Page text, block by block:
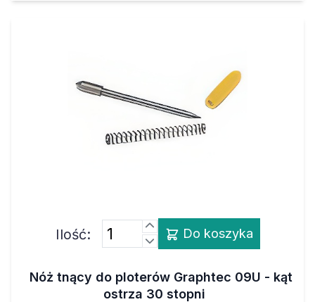
Ilość: Do koszyka
Nóż tnący do ploterów Graphtec 09U - kąt
ostrza 30 stopni